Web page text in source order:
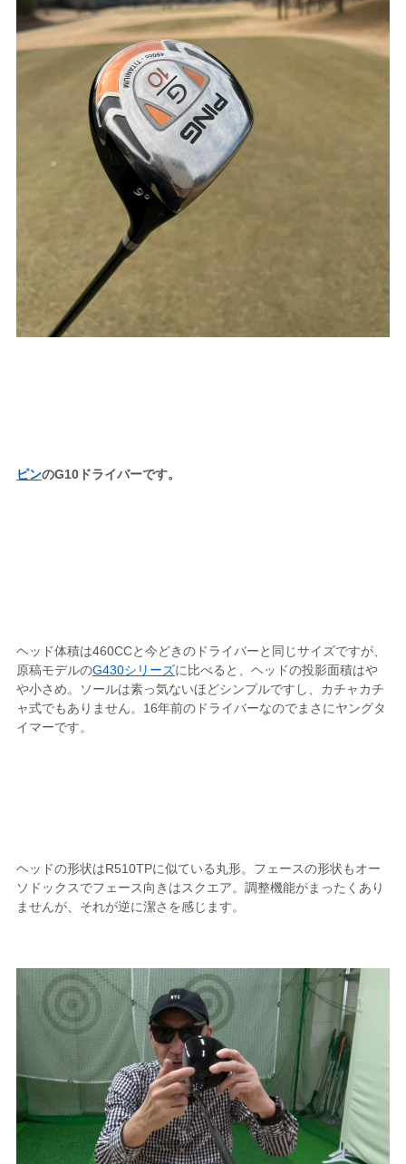
ピンのG10ドライバーです。
ヘッド体積は460CCと今どきのドライバーと同じサイズですが、
原稿モデルのG430シリーズに比べると、ヘッドの投影面積はや
や小さめ。ソールは素っ気ないほどシンプルですし、カチャカチ
ャ式でもありません。16年前のドライバーなのでまさにヤングタ
イマーです。
ヘッドの形状はR510TPに似ている丸形。フェースの形状もオー
ソドックスでフェース向きはスクエア。調整機能がまったくあり
ませんが、それが逆に潔さを感じます。